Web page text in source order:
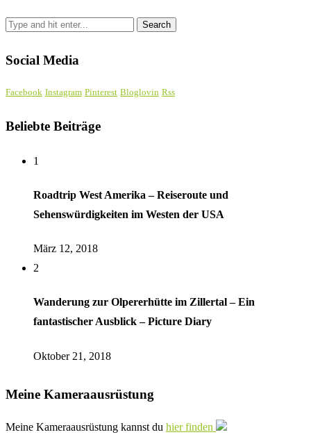
Social Media
Facebook Instagram Pinterest Bloglovin Rss
Beliebte Beiträge
1
Roadtrip West Amerika – Reiseroute und
Sehenswürdigkeiten im Westen der USA
März 12, 2018
2
Wanderung zur Olpererhütte im Zillertal – Ein
fantastischer Ausblick – Picture Diary
Oktober 21, 2018
Meine Kameraausrüstung
Meine Kameraausrüstung kannst du hier finden